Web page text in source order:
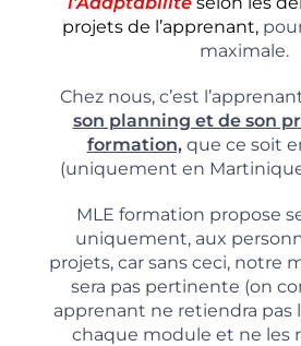
projets de l’apprenant,
maximale.
Chez nous, c’est
son planning et de son
formation,que ce soit
(uniquement en
MLE formation propose
uniquement, aux
projets, car sans ceci, notre
sera pas pertinente (on
apprenant ne retiendra pas
chaque module et ne les